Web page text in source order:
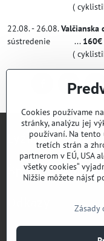
( cyklistika,
22.08. - 26.08.Valčianska
sústredenie ... 160€
( cyklistika,
FacebookTwitter
Lyžiarsky klub
Športový klub
Cookies používame
stránky, analýzu jej
používaní. Na
tretích strán a
partnerom v EÚ, USA
všetky cookies“
Nižšie môžete nájsť
Zásady